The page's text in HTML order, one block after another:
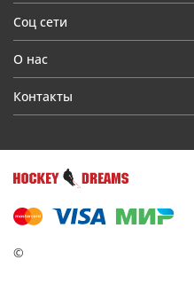
Соц сети
О нас
Контакты
©